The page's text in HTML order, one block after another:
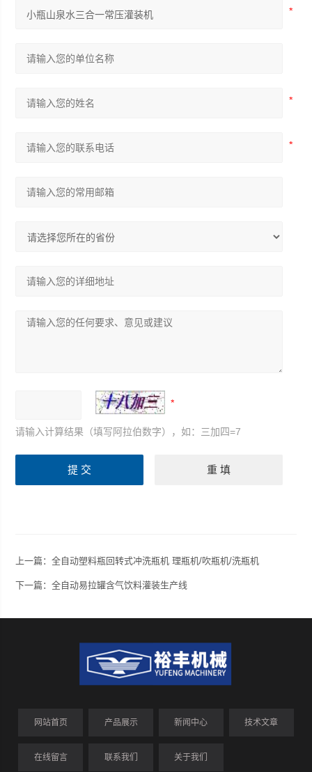
请输入计算结果（填写阿拉伯数字），如：三加四=7
上一篇：全自动塑料瓶回转式冲洗瓶机 理瓶机/吹瓶机/洗瓶机
下一篇：全自动易拉罐含气饮料灌装生产线
网站首页 产品展示 新闻中心 技术文章
在线留言 联系我们 关于我们